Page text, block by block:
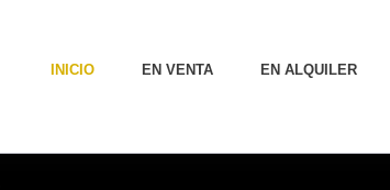
INICIO EN VENTA EN ALQUILER